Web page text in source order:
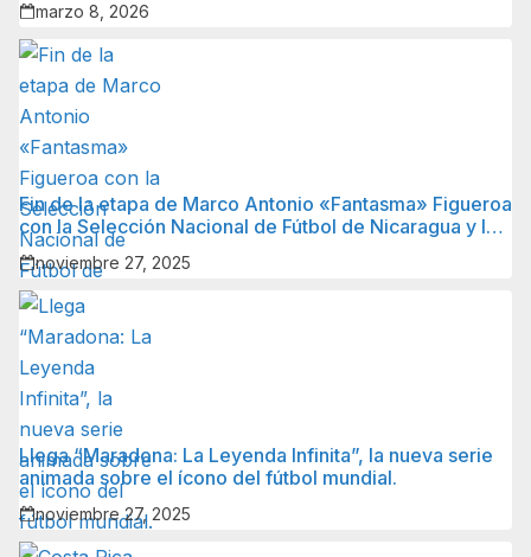
marzo 8, 2026
Fin de la etapa de Marco Antonio «Fantasma» Figueroa
con la Selección Nacional de Fútbol de Nicaragua y lo
que sigue para él.
noviembre 27, 2025
Llega “Maradona: La Leyenda Infinita”, la nueva serie
animada sobre el ícono del fútbol mundial.
noviembre 27, 2025